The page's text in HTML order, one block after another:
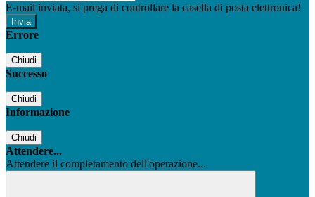
E-mail inviata, si prega di controllare la casella di posta elettronica!
Errore
Chiudi
Successo
Chiudi
Informazione
Chiudi
Attendere...
Attendere il completamento dell'operazione...